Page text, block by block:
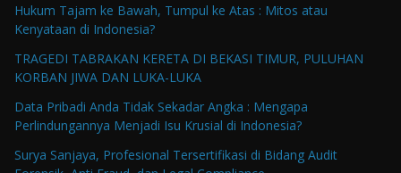
Hukum Tajam ke Bawah, Tumpul ke Atas : Mitos atau
Kenyataan di Indonesia?
TRAGEDI TABRAKAN KERETA DI BEKASI TIMUR, PULUHAN
KORBAN JIWA DAN LUKA-LUKA
Data Pribadi Anda Tidak Sekadar Angka : Mengapa
Perlindungannya Menjadi Isu Krusial di Indonesia?
Surya Sanjaya, Profesional Tersertifikasi di Bidang Audit